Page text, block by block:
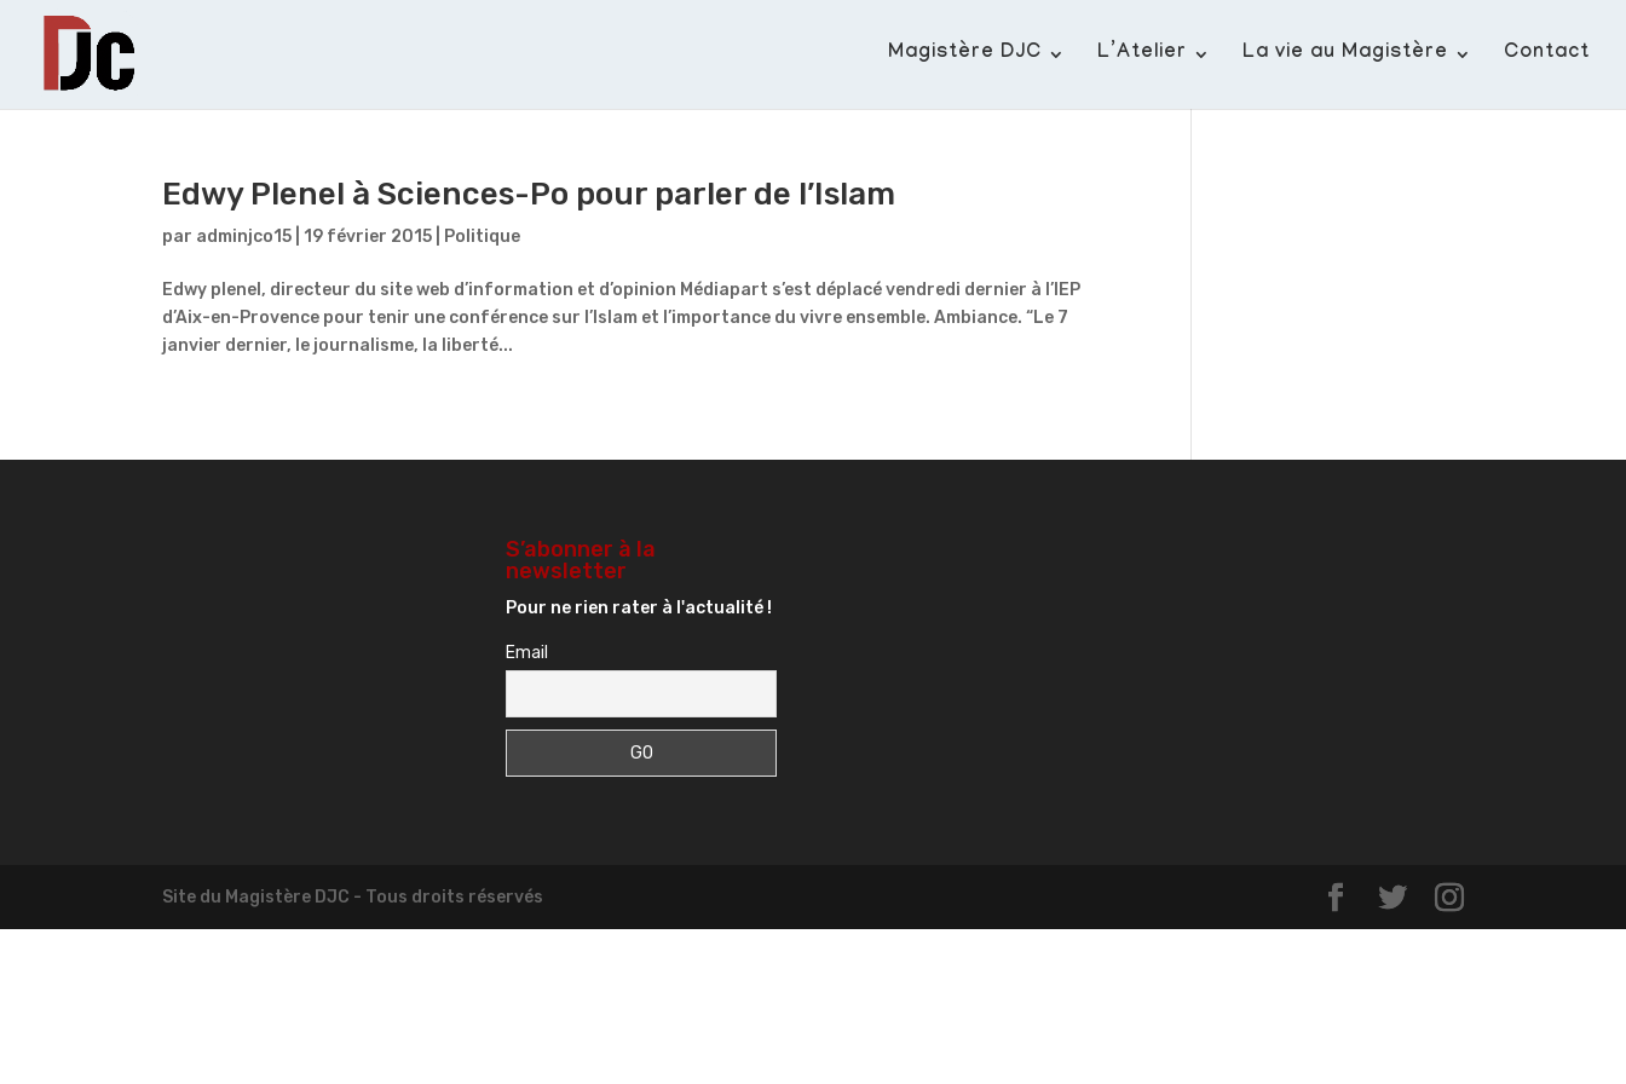
Magistère DJC L’Atelier La vie au Magistère Contact
Edwy Plenel à Sciences-Po pour parler de l’Islam
par adminjco15 19 février 2015 Politique
Edwy plenel, directeur du site web d’information et d’opinion Médiapart s’est déplacé vendredi dernier à l’IEP
d’Aix-en-Provence pour tenir une conférence sur l’Islam et l’importance du vivre ensemble. Ambiance. “Le 7
janvier dernier, le journalisme, la liberté...
S’abonner à la
newsletter
Pour ne rien rater à l'actualité !
Email
Site du Magistère DJC - Tous droits réservés